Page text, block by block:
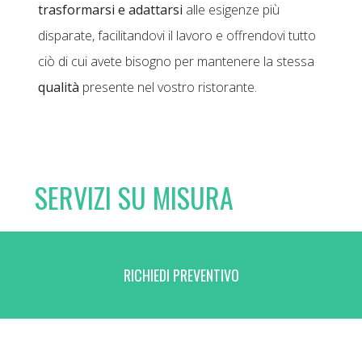
trasformarsi e adattarsi alle esigenze più
disparate, facilitandovi il lavoro e offrendovi tutto
ciò di cui avete bisogno per mantenere la stessa
qualità presente nel vostro ristorante.
SERVIZI SU MISURA
ideale per una vasta gamma dieventi ed occasioni
manifestazioni aziendali, partecipazioni a street food
RICHIEDI PREVENTIVO